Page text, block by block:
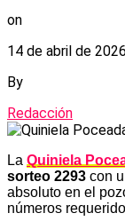
on
14 de abril de 2026
By
Redacción
La Quiniela
sorteo 2293 con
absoluto en el
números